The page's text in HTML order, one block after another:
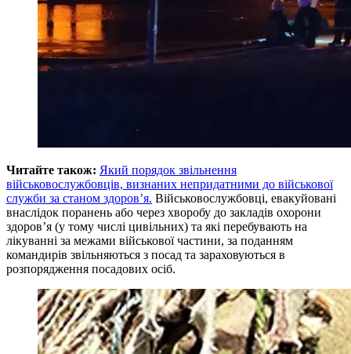
Читайте також: Який порядок звільнення
військовослужбовців, визнаних непридатними до військової
служби за станом здоров’я. Військовослужбовці, евакуйовані
внаслідок поранень або через хворобу до закладів охорони
здоров’я (у тому числі цивільних) та які перебувають на
лікуванні за межами військової частини, за поданням
командирів звільняються з посад та зараховуються в
розпорядження посадових осіб.